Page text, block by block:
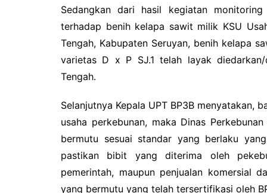
Sedangkan dari hasil kegiatan
terhadap benih kelapa sawit milik KSU
Tengah, Kabupaten Seruyan, benih kelapa
varietas D x P SJ.1 telah layak
Tengah.
Selanjutnya Kepala UPT BP3B menyatakan,
usaha perkebunan, maka Dinas
bermutu sesuai standar yang berlaku
pastikan bibit yang diterima oleh
pemerintah, maupun penjualan komersial
yang bermutu yang telah tersertifikasi oleh